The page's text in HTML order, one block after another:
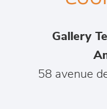
Gallery
58 avenue